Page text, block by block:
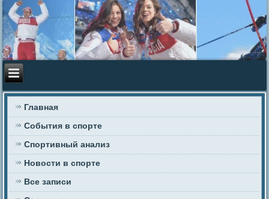
Главная
События в спорте
Спортивный анализ
Новости в спорте
Все записи